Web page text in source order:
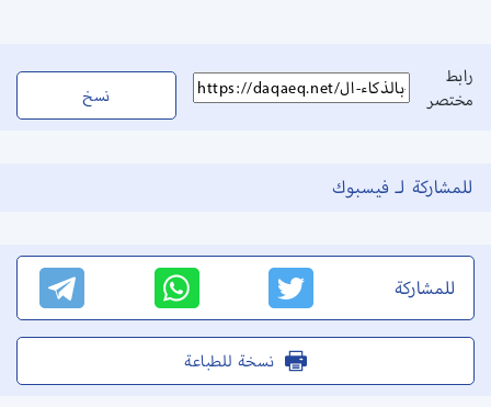
رابط
مختصر
نسخ
للمشاركة لـ فيسبوك
للمشاركة
نسخة للطباعة